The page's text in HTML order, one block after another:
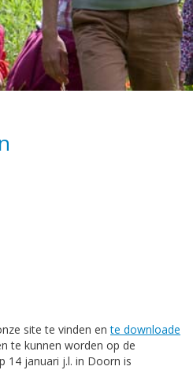
site te vinden ente downloade
te kunnen worden op de
14 januari j.l. in Doorn is